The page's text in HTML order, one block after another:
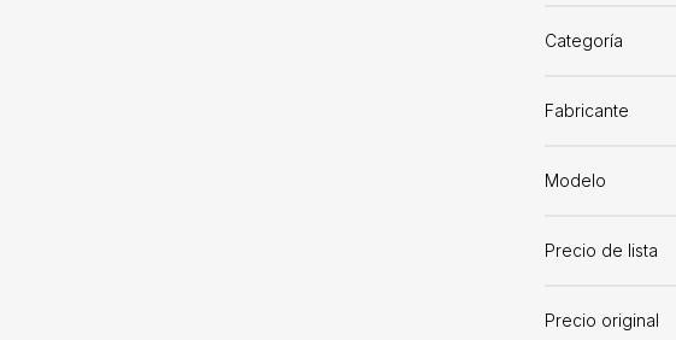
Categoría
Fabricante
Modelo
Precio de lista
Precio original